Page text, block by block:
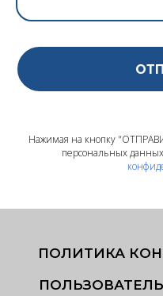
Нажимая на кнопку
персональных
ПОЛИТИКА